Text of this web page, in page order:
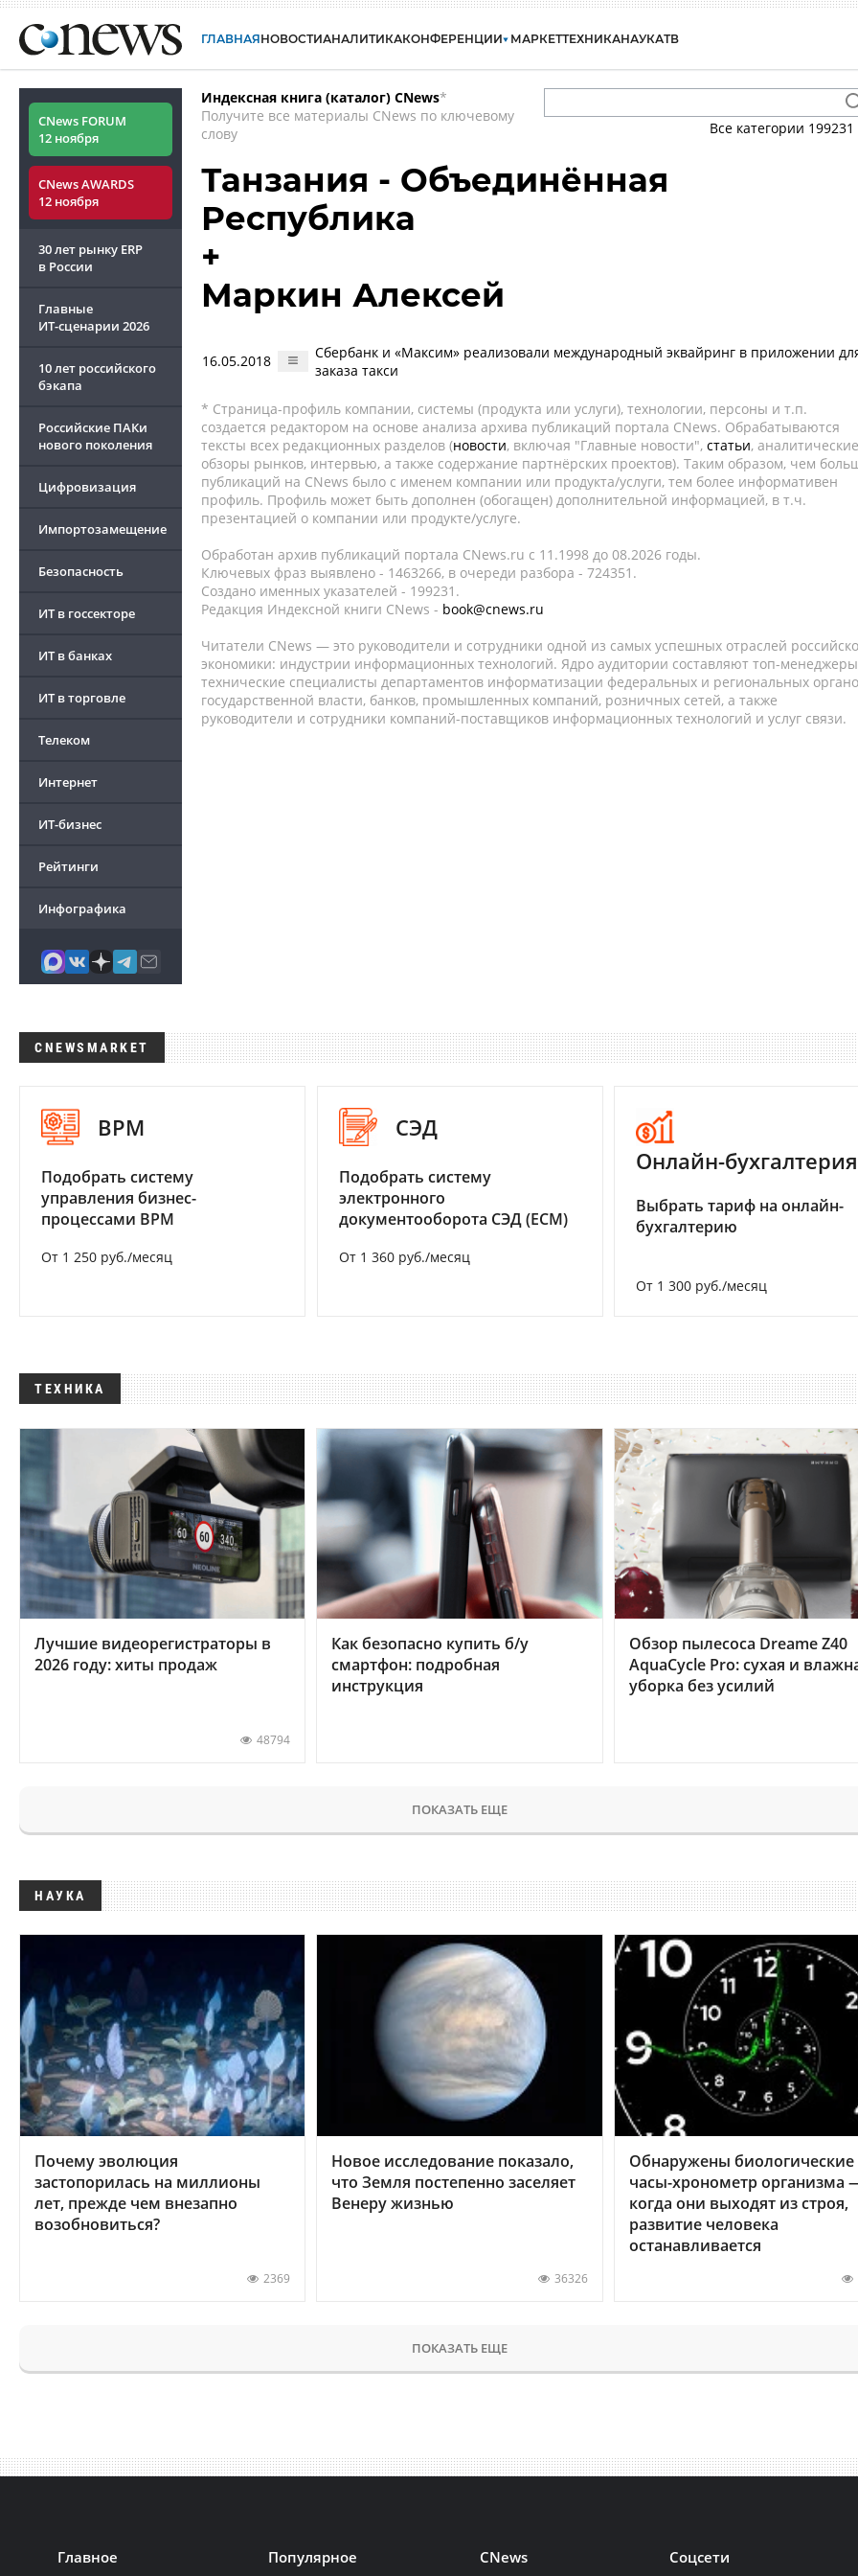
ГЛАВНАЯНОВОСТИАНАЛИТИКАКОНФЕРЕНЦИИ МАРКЕТТЕХНИКАНАУКАТВ
CNews FORUM
12 ноября
CNews AWARDS
12 ноября
30 лет рынку ERP
в России
Главные
ИТ-сценарии 2026
10 лет российского
бэкапа
Российские ПАКи
нового поколения
Цифровизация
Импортозамещение
Безопасность
ИТ в госсекторе
ИТ в банках
ИТ в торговле
Телеком
Интернет
ИТ-бизнес
Рейтинги
Инфографика
Индексная книга (каталог) CNews*
Получите все материалы CNews по ключевому
слову
Все категории 199231
Танзания - Объединённая
Республика
+
Маркин Алексей
16.05.2018
Сбербанк и «Максим» реализовали международный эквайринг в приложении
заказа такси
* Страница-профиль компании, системы (продукта или услуги), технологии, персоны и т.п.
создается редактором на основе анализа архива публикаций портала CNews. Обрабатываются
тексты всех редакционных разделов (новости, включая "Главные новости", статьи, аналитические
обзоры рынков, интервью, а также содержание партнёрских проектов). Таким образом, чем
публикаций на CNews было с именем компании или продукта/услуги, тем более информативен
профиль. Профиль может быть дополнен (обогащен) дополнительной информацией, в т.ч.
презентацией о компании или продукте/услуге.
Обработан архив публикаций портала CNews.ru c 11.1998 до 08.2026 годы.
Ключевых фраз выявлено - 1463266, в очереди разбора - 724351.
Создано именных указателей - 199231.
Редакция Индексной книги CNews - book@cnews.ru
Читатели CNews — это руководители и сотрудники одной из самых успешных отраслей
экономики: индустрии информационных технологий. Ядро аудитории составляют топ-
технические специалисты департаментов информатизации федеральных и региональных
государственной власти, банков, промышленных компаний, розничных сетей, а также
руководители и сотрудники компаний-поставщиков информационных технологий и услуг связи.
CNEWSMARKET
BPM
Подобрать систему
управления бизнес-
процессами BPM
От 1 250 руб./месяц
СЭД
Подобрать систему
электронного
документооборота СЭД (ECM)
От 1 360 руб./месяц
Онлайн-бухгалтерия
Выбрать тариф на онлайн-
бухгалтерию
От 1 300 руб./месяц
ТЕХНИКА
Лучшие видеорегистраторы в
2026 году: хиты продаж
48794
Как безопасно купить б/у
смартфон: подробная
инструкция
Обзор пылесоса Dreame Z40
AquaCycle Pro: сухая и
уборка без усилий
ПОКАЗАТЬ ЕЩЕ
НАУКА
Почему эволюция
застопорилась на миллионы
лет, прежде чем внезапно
возобновиться?
2369
Новое исследование показало,
что Земля постепенно заселяет
Венеру жизнью
36326
Обнаружены биологические
часы-хронометр организма
когда они выходят из строя,
развитие человека
останавливается
ПОКАЗАТЬ ЕЩЕ
Главное Популярное CNews Соцсети